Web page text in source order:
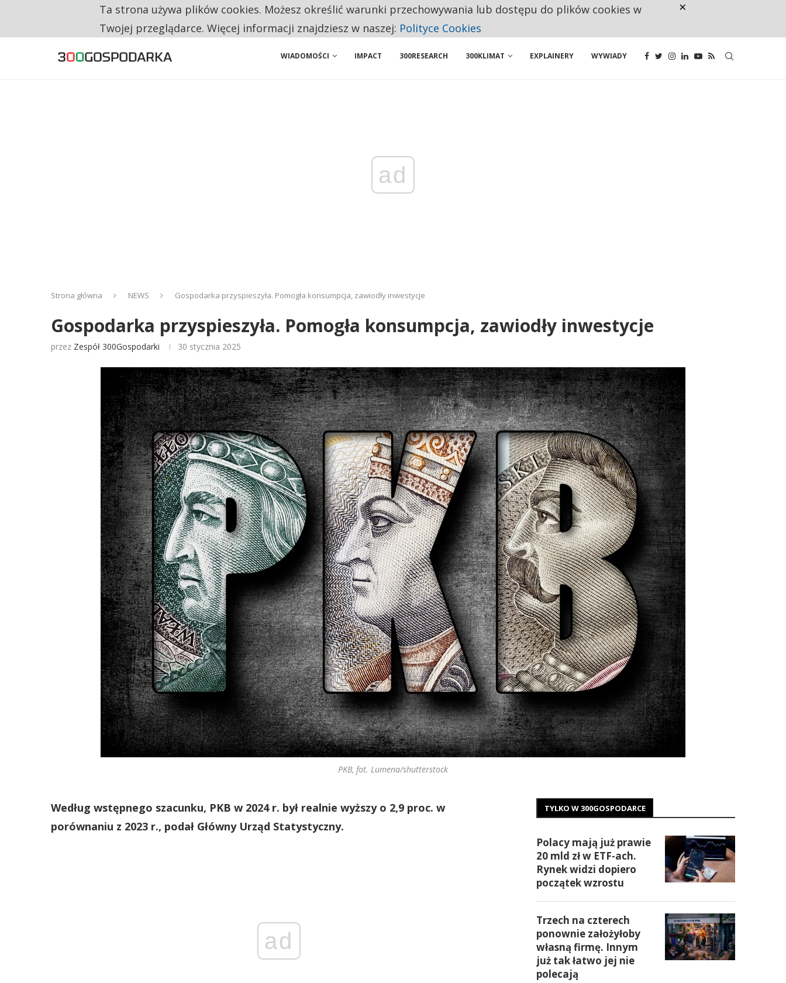
RESTRYKCJE CHIN UDERZAJĄ W EUROPEJSKI PRZEMYSŁ. NA LIŚCIE SĄ DWA PODMIOTY Z POLSKI
WIADOMOŚCI IMPACT 300RESEARCH 300KLIMAT EXPLAINERY WYWIADY
ad
Strona główna NEWS Gospodarka przyspieszyła. Pomogła konsumpcja, zawiodły inwestycje
Gospodarka przyspieszyła. Pomogła konsumpcja, zawiodły inwestycje
przez Zespół 300Gospodarki 30 stycznia 2025
PKB, fot. Lumena/shutterstock
Według wstępnego szacunku, PKB w 2024 r. był realnie wyższy o 2,9 proc. w
porównaniu z 2023 r., podał Główny Urząd Statystyczny.
ad
TYLKO W 300GOSPODARCE
Polacy mają już prawie
20 mld zł w ETF-ach.
Rynek widzi dopiero
początek wzrostu
Trzech na czterech
ponownie założyłoby
własną firmę. Innym
już tak łatwo jej nie
polecają
Ta strona używa plików cookies. Możesz określić warunki przechowywania lub dostępu do plików cookies w
Twojej przeglądarce. Więcej informacji znajdziesz w naszej: Polityce Cookies
×